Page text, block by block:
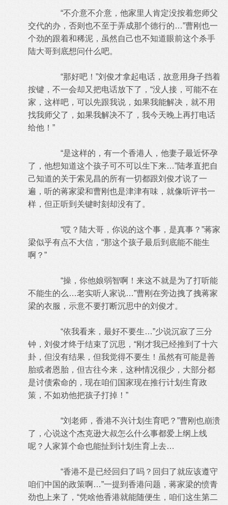
“不介意不介意，他家里人肯定没按着您师父
交代的办，否则也不至于弄成那个德行的…”曹刚也一
个劲的跟着和稀泥，虽然自己也不知道眼前这个杀手
陆大哥到底想问什么吧。
“那好吧！”刘俊才拿起电话，故意用身子挡着
按键，不一会却又把电话放下了，“没人接，可能不在
家，这样吧，可以先跟我说，如果我能解决，就不用
找我师父了，如果我解决不了，我今天晚上再打电话
给他！”
“是这样的，有一个香港人，他妻子最近怀孕
了，他想知道这个孩子可不可以生下来…”陆孝直把自
己知道的关于索见昌的所有一切都跟刘俊才说了一
遍，听的蒋家梁和曹刚也是津津有味，就像听评书一
样，但正听到关键时刻却没有了。
“哎？陆大哥，你说的这个事，是真事？”蒋家
梁似乎有点不大信，“那这个孩子最后到底能不能生
啊？”
“操，你他娘弱智啊！来这不就是为了打听能
不能生的么…老实听人家说…”曹刚在旁边拽了拽蒋家
梁的衣服，示意不要打断沉思中的刘俊才。
“依我看来，最好不要生…”少说沉寂了三分
钟，刘俊才终于结束了沉思，“刚才我已经推到了十六
卦，但没有结果，但我觉得不要生！虽然有可能是善
胎或者恩胎，但古往今来，这种情况很少，大部分都
是讨债索命的，现在咱们国家现在推行计划生育政
策，不如劝他把孩子打掉！”
“刘老师，香港不兴计划生育吧？”曹刚也崩溃
了，心说这个杰克逊大叔怎么什么事都爱上纲上线
呢？人家算个命也能扯到计划生育上去…
“香港不是已经回归了吗？回归了就应该遵守
咱们中国的政策啊…”一提到香港问题，蒋家梁的愤青
劲也上来了，“凭啥他香港就能随便生，咱们这生第二